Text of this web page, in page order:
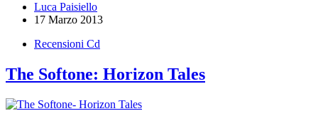
Luca Paisiello
17 Marzo 2013
Recensioni Cd
The Softone: Horizon Tales